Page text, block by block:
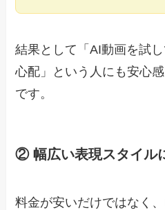
結果として「AI動画を試
心配」という人にも安心
です。
② 幅広い表現スタイル
料金が安いだけではなく